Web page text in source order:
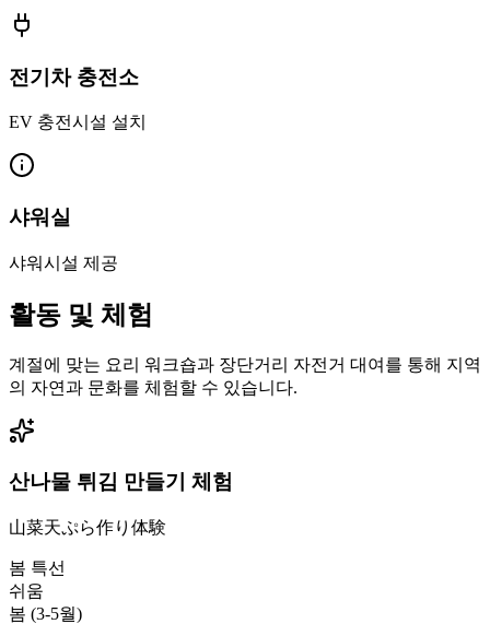
전기차 충전소
EV 충전시설 설치
샤워실
샤워시설 제공
활동 및 체험
계절에 맞는 요리 워크숍과 장단거리 자전거 대여를 통해 지역
의 자연과 문화를 체험할 수 있습니다.
산나물 튀김 만들기 체험
山菜天ぷら作り体験
봄 특선
쉬움
봄 (3-5월)